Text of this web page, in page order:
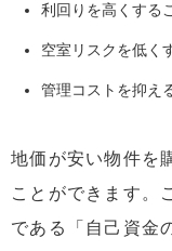
利回りを高くする
空室リスクを低く
管理コストを抑え
地価が安い物件を
ことができます。
である「自己資金